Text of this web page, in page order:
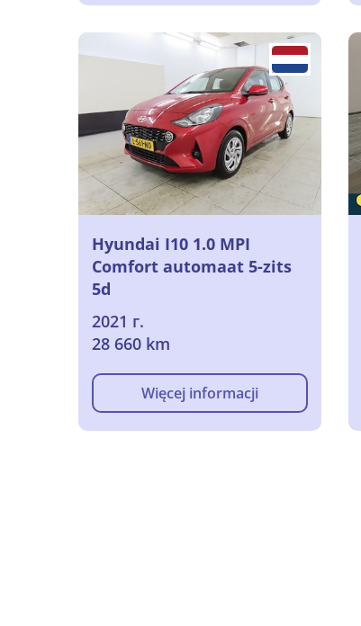
Hyundai I10 1.0 MPI
Comfort automaat 5-zits
5d
2021 г.
28 660 km
Więcej informacji